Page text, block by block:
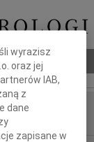
wyrazisz
oraz jej
IAB,
z
dane
zapisane w